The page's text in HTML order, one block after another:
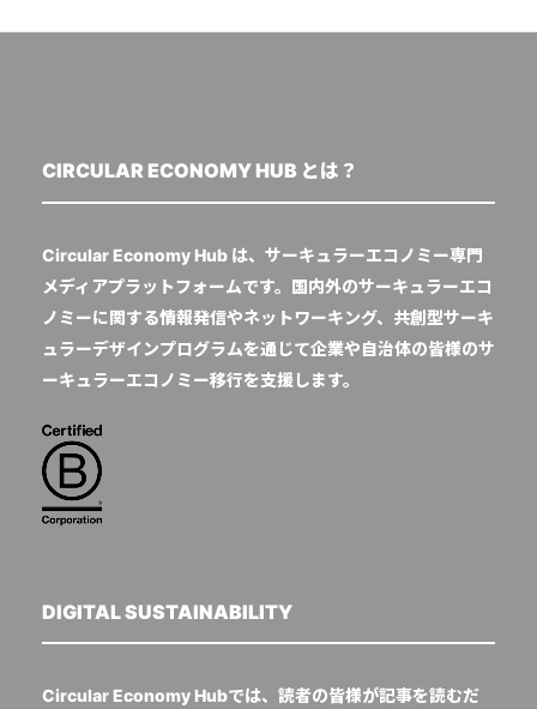
CIRCULAR ECONOMY HUB とは？
Circular Economy Hub は、サーキュラーエコノミー専門
メディアプラットフォームです。国内外のサーキュラーエコ
ノミーに関する情報発信やネットワーキング、共創型サーキ
ュラーデザインプログラムを通じて企業や自治体の皆様のサ
ーキュラーエコノミー移行を支援します。
DIGITAL SUSTAINABILITY
Circular Economy Hubでは、読者の皆様が記事を読むだ